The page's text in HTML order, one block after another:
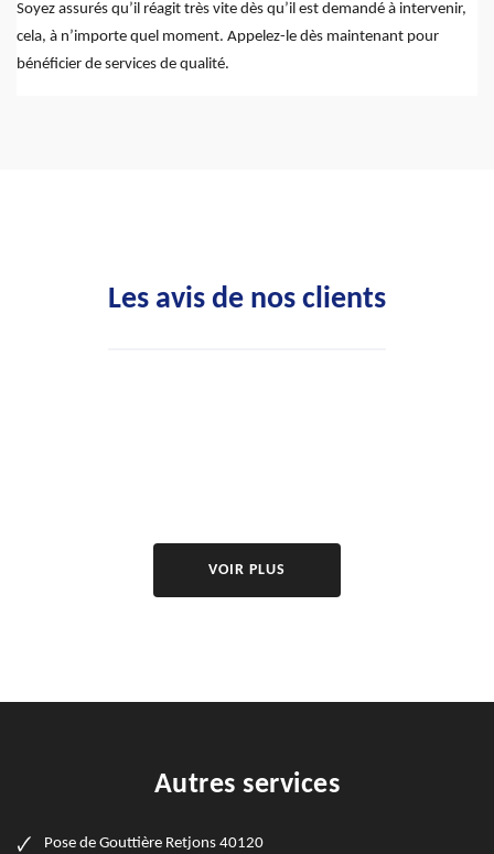
Soyez assurés qu’il réagit très vite dès qu’il est demandé à intervenir,
cela, à n’importe quel moment. Appelez-le dès maintenant pour
bénéficier de services de qualité.
Les avis de nos clients
VOIR PLUS
Autres services
Pose de Gouttière Retjons 40120